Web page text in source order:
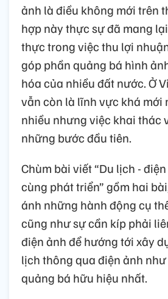
ảnh là điều không mới trên
hợp này thực sự đã mang
thực trong việc thu lợi
góp phần quảng bá hình
hóa của nhiều đất nước. Ở
vẫn còn là lĩnh vực khá mới
nhiều nhưng việc khai thác
những bước đầu tiên.
Chùm bài viết “Du lịch -
cùng phát triển” gồm hai
ánh những hành động cụ
cũng như sự cần kíp phải
điện ảnh để hướng tới xây
lịch thông qua điện ảnh
quảng bá hữu hiệu nhất.